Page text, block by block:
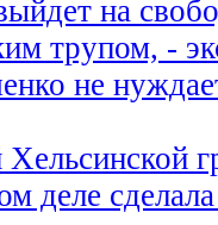
на
трупом, -
не
Хельсинской
деле